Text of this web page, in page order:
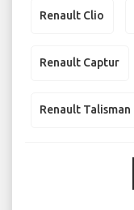
Renault Clio
Renault Captur
Renault Talisman